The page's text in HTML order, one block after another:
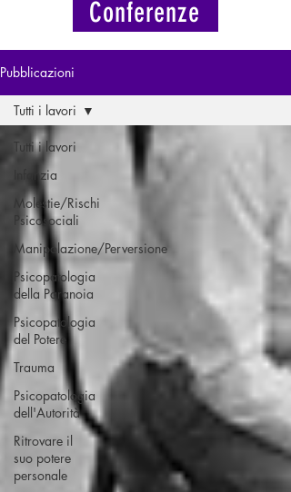
Conferenze
Pubblicazioni
Tutti i lavori
Infanzia
Molestie/Rischi
Psicosociali
Manipolazione/Perversione
Psicopatologia
della Paranoia
Psicopatologia
del Potere
Trauma
Psicopatologia
dell'Autorità
Ritrovare il
suo potere
personale
Tutti i lavori